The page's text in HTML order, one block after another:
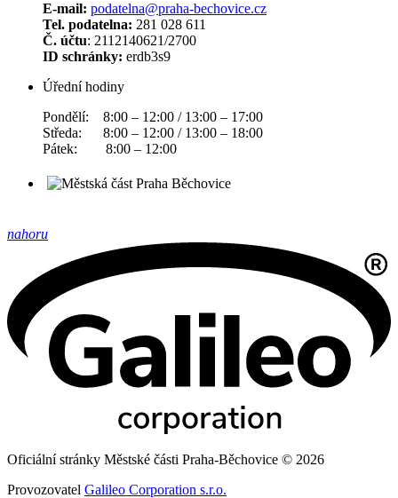
E-mail: podatelna@praha-bechovice.cz
Tel. podatelna: 281 028 611
Č. účtu: 2112140621/2700
ID schránky: erdb3s9
Úřední hodiny
Pondělí: 8:00 – 12:00 / 13:00 – 17:00
Středa: 8:00 – 12:00 / 13:00 – 18:00
Pátek: 8:00 – 12:00
nahoru
Oficiální stránky Městské části Praha-Běchovice © 2026
Provozovatel Galileo Corporation s.r.o.